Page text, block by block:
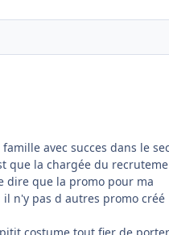
avec succes dans le
que la chargée du
dire que la promo pour ma
n'y pas d autres promo créé
costume tout fier de